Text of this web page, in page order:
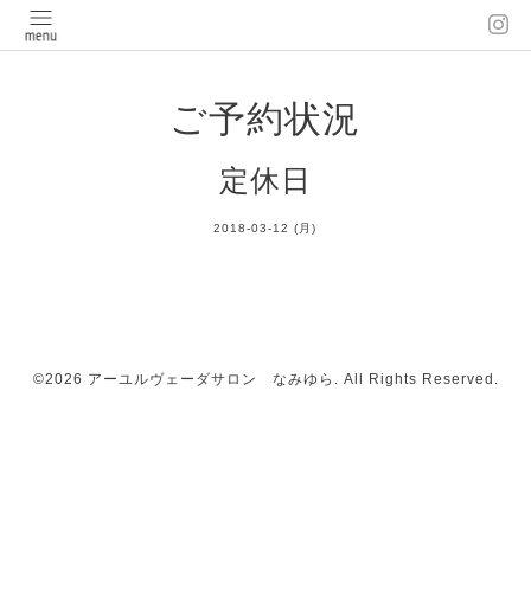
ご予約状況
定休日
2018-03-12 (月)
©2026 アーユルヴェーダサロン なみゆら . All Rights Reserved.